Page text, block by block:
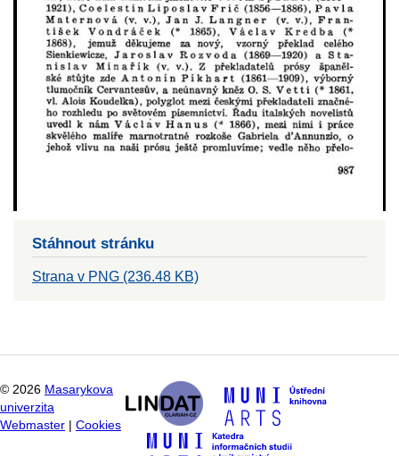
Stáhnout stránku
Strana v PNG (236.48 KB)
© 2026 Masarykova
univerzita
Webmaster
Cookies